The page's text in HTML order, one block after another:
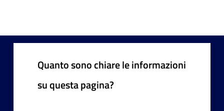
Quanto sono chiare le informazioni
su questa pagina?